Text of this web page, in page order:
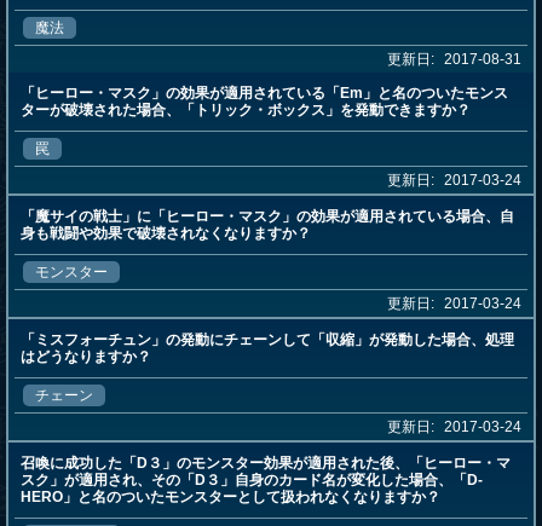
魔法
更新日: 2017-08-31
「ヒーロー・マスク」の効果が適用されている「Em」と名のついたモンス
ターが破壊された場合、「トリック・ボックス」を発動できますか？
罠
更新日: 2017-03-24
「魔サイの戦士」に「ヒーロー・マスク」の効果が適用されている場合、自
身も戦闘や効果で破壊されなくなりますか？
モンスター
更新日: 2017-03-24
「ミスフォーチュン」の発動にチェーンして「収縮」が発動した場合、処理
はどうなりますか？
チェーン
更新日: 2017-03-24
召喚に成功した「D３」のモンスター効果が適用された後、「ヒーロー・マ
スク」が適用され、その「D３」自身のカード名が変化した場合、「D-
HERO」と名のついたモンスターとして扱われなくなりますか？